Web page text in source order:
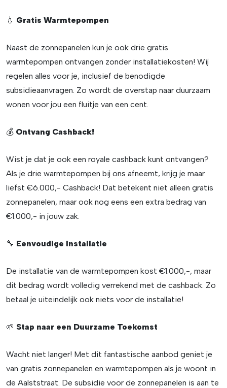
💧 Gratis Warmtepompen
Naast de zonnepanelen kun je ook drie gratis
warmtepompen ontvangen zonder installatiekosten! Wij
regelen alles voor je, inclusief de benodigde
subsidieaanvragen. Zo wordt de overstap naar duurzaam
wonen voor jou een fluitje van een cent.
💰 Ontvang Cashback!
Wist je dat je ook een royale cashback kunt ontvangen?
Als je drie warmtepompen bij ons afneemt, krijg je maar
liefst €6.000,- Cashback! Dat betekent niet alleen gratis
zonnepanelen, maar ook nog eens een extra bedrag van
€1.000,- in jouw zak.
🔧 Eenvoudige Installatie
De installatie van de warmtepompen kost €1.000,-, maar
dit bedrag wordt volledig verrekend met de cashback. Zo
betaal je uiteindelijk ook niets voor de installatie!
🌱 Stap naar een Duurzame Toekomst
Wacht niet langer! Met dit fantastische aanbod geniet je
van gratis zonnepanelen en warmtepompen als je woont in
de Aalststraat. De subsidie voor de zonnepanelen is aan te